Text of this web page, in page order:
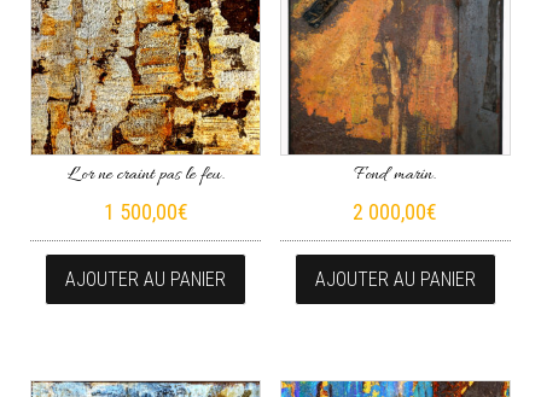
L’or ne craint pas le feu.
1 500,00€
AJOUTER AU PANIER
Fond marin.
2 000,00€
AJOUTER AU PANIER